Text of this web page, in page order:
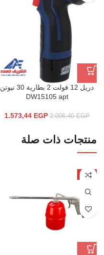
دريل 12 فولت 2 بطارية 30 نيوتن
DW15105 apt
2.006,40EGP
1.573,44 EGP
منتجات ذات صلة
-4%